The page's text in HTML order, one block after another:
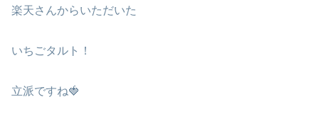
楽天さんからいただいた
いちごタルト！
立派ですね🍓